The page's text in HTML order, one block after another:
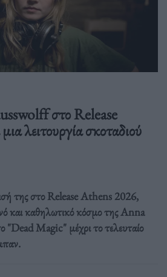
στο Release
λειτουργία σκοταδιού
της στο Release Athens 2026,
και καθηλωτικό κόσμο της Anna
Magic" μέχρι το τελευταίο